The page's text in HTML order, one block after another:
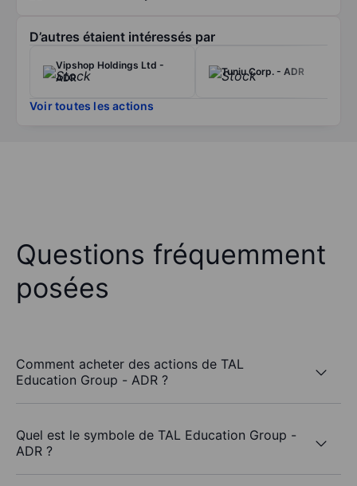
D’autres étaient intéressés par
Vipshop Holdings Ltd -
ADR
Tuniu Corp. - ADR
Voir toutes les actions
Questions fréquemment
posées
Comment acheter des actions de TAL
Education Group - ADR ?
Quel est le symbole de TAL Education Group -
ADR ?